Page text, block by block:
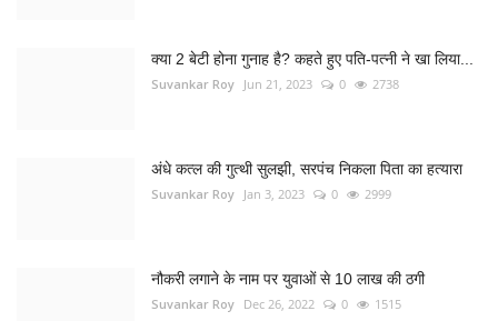
क्या 2 बेटी होना गुनाह है? कहते हुए पति-पत्नी ने खा लिया...
Suvankar Roy Jun 21, 2023 0 2738
अंधे कत्ल की गुत्थी सुलझी, सरपंच निकला पिता का हत्यारा
Suvankar Roy Jan 3, 2023 0 2999
नौकरी लगाने के नाम पर युवाओं से 10 लाख की ठगी
Suvankar Roy Dec 26, 2022 0 1515